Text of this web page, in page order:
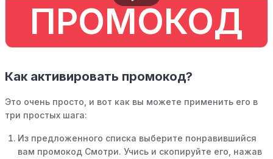
ПРОМОКОД
Как активировать промокод?
Это очень просто, и вот как вы можете применить его в
три простых шага:
Из предложенного списка выберите понравившийся
вам промокод Смотри. Учись и скопируйте его, нажав